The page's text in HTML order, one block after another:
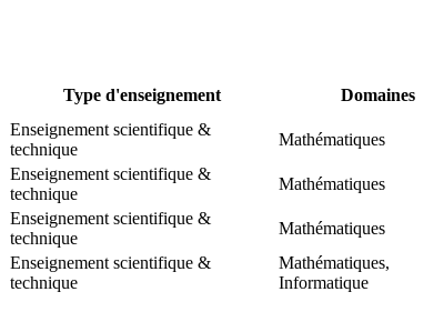
Type d'enseignement Domaines
Enseignement scientifique &
technique
Mathématiques
Enseignement scientifique &
technique
Mathématiques
Enseignement scientifique &
technique
Mathématiques
Enseignement scientifique &
technique
Mathématiques,
Informatique